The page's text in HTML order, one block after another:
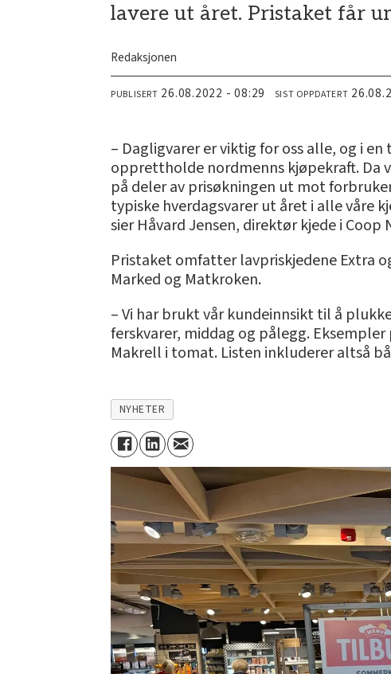
lavere ut året. Pristaket får
Redaksjonen
PUBLISERT 26.08.2022 - 08:29 SIST OPPDATERT
­– Dagligvarer er viktig for oss alle, og i
opprettholde nordmenns kjøpekraft. Da
på deler av prisøkningen ut mot
typiske hverdagsvarer ut året i alle våre
sier Håvard Jensen, direktør kjede i Coop
Pristaket omfatter lavpriskjedene Extra
Marked og Matkroken.
– Vi har brukt vår kundeinnsikt til å
ferskvarer, middag og pålegg.
Makrell i tomat. Listen inkluderer altså
NYHETER